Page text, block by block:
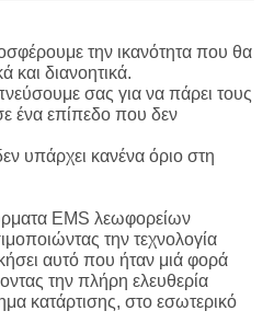
την ικανότητα που θα
και διανοητικά.
σας για να πάρει τους
ένα επίπεδο που δεν
υπάρχει κανένα όριο στη
EMS λεωφορείων
την τεχνολογία
αυτό που ήταν μιά φορά
την πλήρη ελευθερία
κατάρτισης, στο εσωτερικό